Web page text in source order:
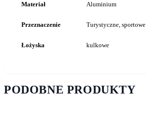
Materiał Aluminium
Przeznaczenie Turystyczne, sportowe
Łożyska kulkowe
PODOBNE PRODUKTY